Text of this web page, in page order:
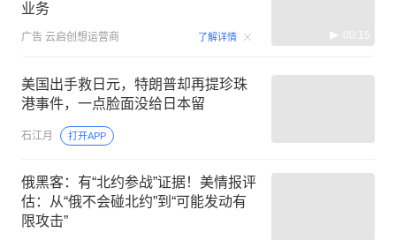
业务
广告 云启创想运营商 了解详情 00:15
美国出手救日元，特朗普却再提珍珠
港事件，一点脸面没给日本留
石江月 打开APP
俄黑客：有“北约参战”证据！美情报评
估：从“俄不会碰北约”到“可能发动有
限攻击”